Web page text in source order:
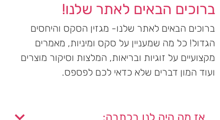
ברוכים הבאים לאתר שלנו!
ברוכים הבאים לאתר שלנו- מגזין הסקס והיחסים
הגדול! כל מה שמעניין על סקס ומיניות, מאמרים
מקצועיים על זוגיות ובריאות, המלצות וסיקור מוצרים
ועוד המון דברים שלא כדאי לכם לפספס.
אז מה היה לנו בכתבה: